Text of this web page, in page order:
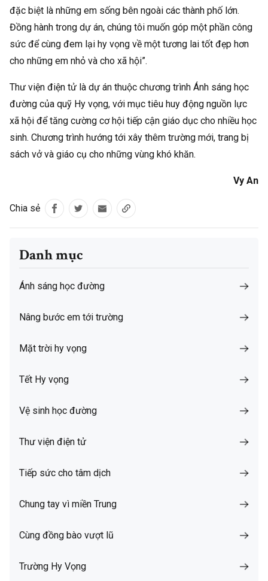
đặc biệt là những em sống bên ngoài các thành phố lớn.
Đồng hành trong dự án, chúng tôi muốn góp một phần công
sức để cùng đem lại hy vọng về một tương lai tốt đẹp hơn
cho những em nhỏ và cho xã hội”.
Thư viện điện tử là dự án thuộc chương trình Ánh sáng học
đường của quỹ Hy vọng, với mục tiêu huy động nguồn lực
xã hội để tăng cường cơ hội tiếp cận giáo dục cho nhiều học
sinh. Chương trình hướng tới xây thêm trường mới, trang bị
sách vở và giáo cụ cho những vùng khó khăn.
Vy An
Chia sẻ
Danh mục
Ánh sáng học đường
Nâng bước em tới trường
Mặt trời hy vọng
Tết Hy vọng
Vệ sinh học đường
Thư viện điện tử
Tiếp sức cho tâm dịch
Chung tay vì miền Trung
Cùng đồng bào vượt lũ
Trường Hy Vọng